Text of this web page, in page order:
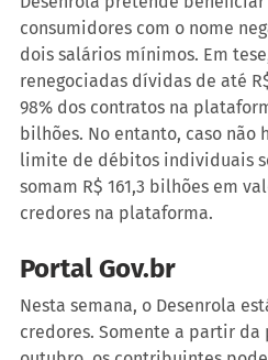
consumidores com o nome
dois salários mínimos. Em
renegociadas dívidas de até
98% dos contratos na
bilhões. No entanto, caso não
limite de débitos individuais
somam R$ 161,3 bilhões em
credores na plataforma.
Portal Gov.br
Nesta semana, o Desenrola
credores. Somente a partir da